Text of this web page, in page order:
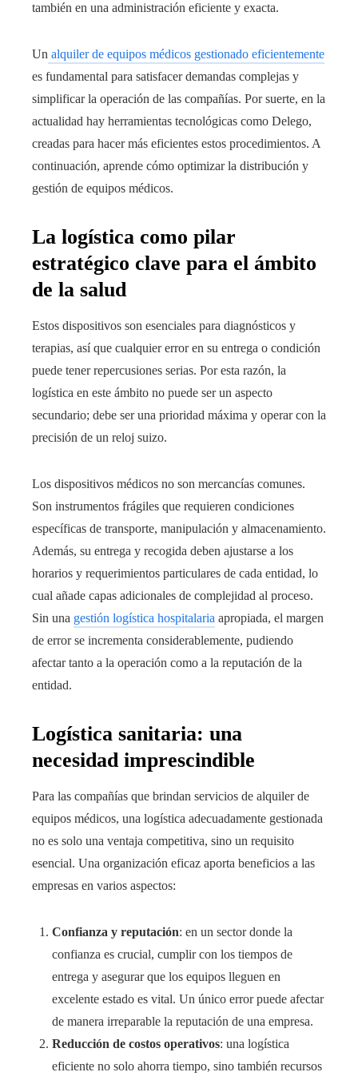
también en una administración eficiente y exacta.
Un alquiler de equipos médicos gestionado eficientemente
es fundamental para satisfacer demandas complejas y
simplificar la operación de las compañías. Por suerte, en la
actualidad hay herramientas tecnológicas como Delego,
creadas para hacer más eficientes estos procedimientos. A
continuación, aprende cómo optimizar la distribución y
gestión de equipos médicos.
La logística como pilar
estratégico clave para el ámbito
de la salud
Estos dispositivos son esenciales para diagnósticos y
terapias, así que cualquier error en su entrega o condición
puede tener repercusiones serias. Por esta razón, la
logística en este ámbito no puede ser un aspecto
secundario; debe ser una prioridad máxima y operar con la
precisión de un reloj suizo.
Los dispositivos médicos no son mercancías comunes.
Son instrumentos frágiles que requieren condiciones
específicas de transporte, manipulación y almacenamiento.
Además, su entrega y recogida deben ajustarse a los
horarios y requerimientos particulares de cada entidad, lo
cual añade capas adicionales de complejidad al proceso.
Sin una gestión logística hospitalaria apropiada, el margen
de error se incrementa considerablemente, pudiendo
afectar tanto a la operación como a la reputación de la
entidad.
Logística sanitaria: una
necesidad imprescindible
Para las compañías que brindan servicios de alquiler de
equipos médicos, una logística adecuadamente gestionada
no es solo una ventaja competitiva, sino un requisito
esencial. Una organización eficaz aporta beneficios a las
empresas en varios aspectos:
Confianza y reputación: en un sector donde la
confianza es crucial, cumplir con los tiempos de
entrega y asegurar que los equipos lleguen en
excelente estado es vital. Un único error puede afectar
de manera irreparable la reputación de una empresa.
Reducción de costos operativos: una logística
eficiente no solo ahorra tiempo, sino también recursos